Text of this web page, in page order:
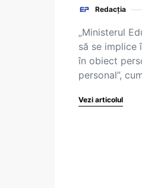
Redacția
„Ministerul
să se implice
în obiect
personal”,
Vezi articolul